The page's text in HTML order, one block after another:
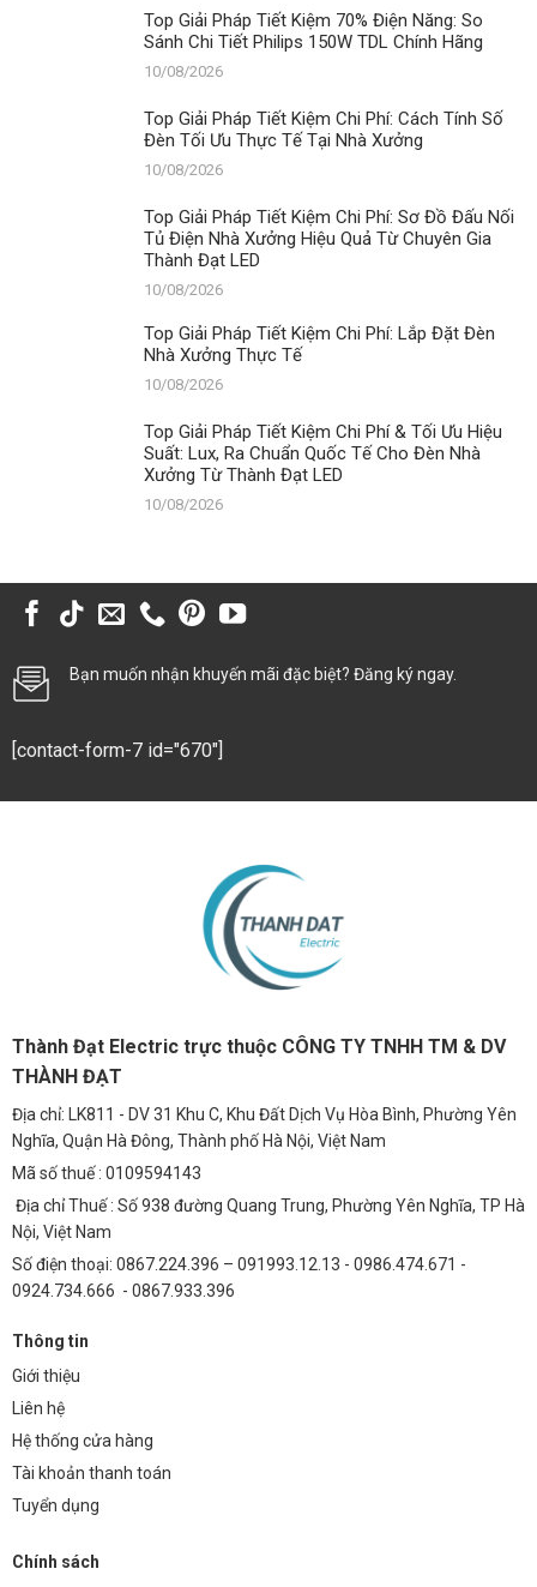
Thực
Tế
Nước
Tốt
Chuẩn
IP65
An
Trời?
Top Giải Pháp Tiết Kiệm 70% Điện Năng: So
Sánh Chi Tiết Philips 150W TDL Chính Hãng
10/08/2026
Top Giải Pháp Tiết Kiệm Chi Phí: Cách Tính Số
Đèn Tối Ưu Thực Tế Tại Nhà Xưởng
10/08/2026
Top Giải Pháp Tiết Kiệm Chi Phí: Sơ Đồ Đấu Nối
Tủ Điện Nhà Xưởng Hiệu Quả Từ Chuyên Gia
Thành Đạt LED
10/08/2026
Top Giải Pháp Tiết Kiệm Chi Phí: Lắp Đặt Đèn
Nhà Xưởng Thực Tế
10/08/2026
Top Giải Pháp Tiết Kiệm Chi Phí & Tối Ưu Hiệu
Suất: Lux, Ra Chuẩn Quốc Tế Cho Đèn Nhà
Xưởng Từ Thành Đạt LED
10/08/2026
Bạn muốn nhận khuyến mãi đặc biệt? Đăng ký ngay.
[contact-form-7 id="670"]
Thành Đạt Electric trực thuộc CÔNG TY TNHH TM & DV
THÀNH ĐẠT
Địa chỉ: LK811 - DV 31 Khu C, Khu Đất Dịch Vụ Hòa Bình, Phường Yên
Nghĩa, Quận Hà Đông, Thành phố Hà Nội, Việt Nam
Mã số thuế : 0109594143
Địa chỉ Thuế : Số 938 đường Quang Trung, Phường Yên Nghĩa, TP Hà
Nội, Việt Nam
Số điện thoại: 0867.224.396 – 091993.12.13 - 0986.474.671 -
0924.734.666 - 0867.933.396
Thông tin
Giới thiệu
Liên hệ
Hệ thống cửa hàng
Tài khoản thanh toán
Tuyển dụng
Chính sách